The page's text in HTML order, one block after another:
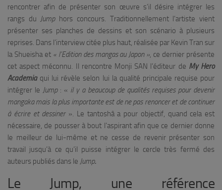
rencontrer afin de présenter son œuvre s’il désire intégrer les
rangs du Jump hors concours. Traditionnellement l’artiste vient
présenter ses planches de dessins et son scénario à plusieurs
reprises. Dans l’interview citée plus haut, réalisée par Kevin Tran sur
la Shueisha et « l’Edition des mangas au Japon », ce dernier présente
cet aspect méconnu. Il rencontre Monji SAN l’éditeur de My Hero
Academiaqui lui révèle selon lui la qualité principale requise pour
intégrer le Jump: « il y a beaucoup de qualités requises pour devenir
mangaka mais la plus importante est de ne pas renoncer et de continuer
à écrire et dessiner». Le tantoshâ a pour objectif, quand cela est
nécessaire, de pousser à bout l’aspirant afin que ce dernier donne
le meilleur de lui-même et ne cesse de revenir présenter son
travail jusqu’à ce qu’il puisse intégrer le cercle très fermé des
auteurs publiés dans le Jump.
Le Jump, une référence